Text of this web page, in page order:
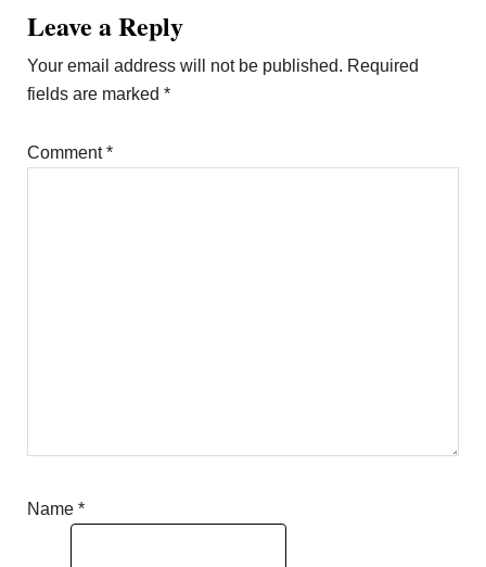
Reader
Interactions
Leave a Reply
Your email address will not be published. Required
fields are marked*
Comment*
Name*